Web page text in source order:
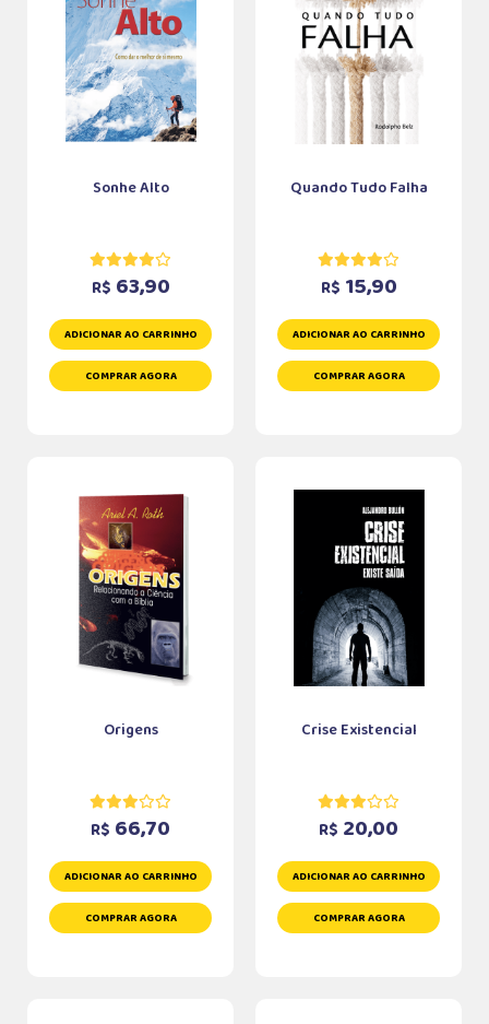
Sonhe Alto
R$ 63,90
ADICIONAR AO CARRINHO
COMPRAR AGORA
Quando Tudo Falha
R$ 15,90
ADICIONAR AO CARRINHO
COMPRAR AGORA
Origens
R$ 66,70
ADICIONAR AO CARRINHO
COMPRAR AGORA
Crise Existencial
R$ 20,00
ADICIONAR AO CARRINHO
COMPRAR AGORA